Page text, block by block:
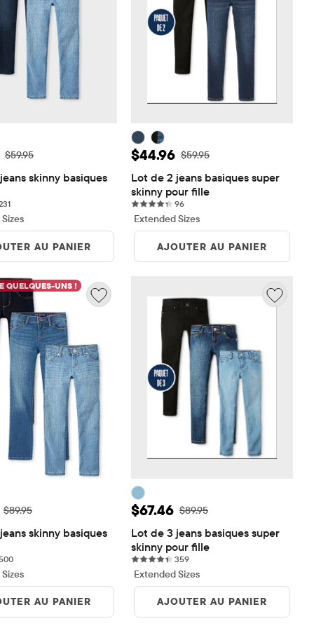
$44.96
Prix ​​d'origine: $59.95
$59.95
skinny basiques
231 reviews
AU PANIER
Prix ​​de vente: $44.96
$44.96 Prix ​​d'origine: $59.95
$59.95
Lot de 2 jeans basiques super
skinny pour fille
9696 reviews
Extended Sizes
AJOUTER AU PANIER
QUELQUES-UNS !
$67.46
Prix ​​d'origine: $89.95
$89.95
skinny basiques
500 reviews
AU PANIER
Prix ​​de vente: $67.46
$67.46 Prix ​​d'origine: $89.95
$89.95
Lot de 3 jeans basiques super
skinny pour fille
359359 reviews
Extended Sizes
AJOUTER AU PANIER